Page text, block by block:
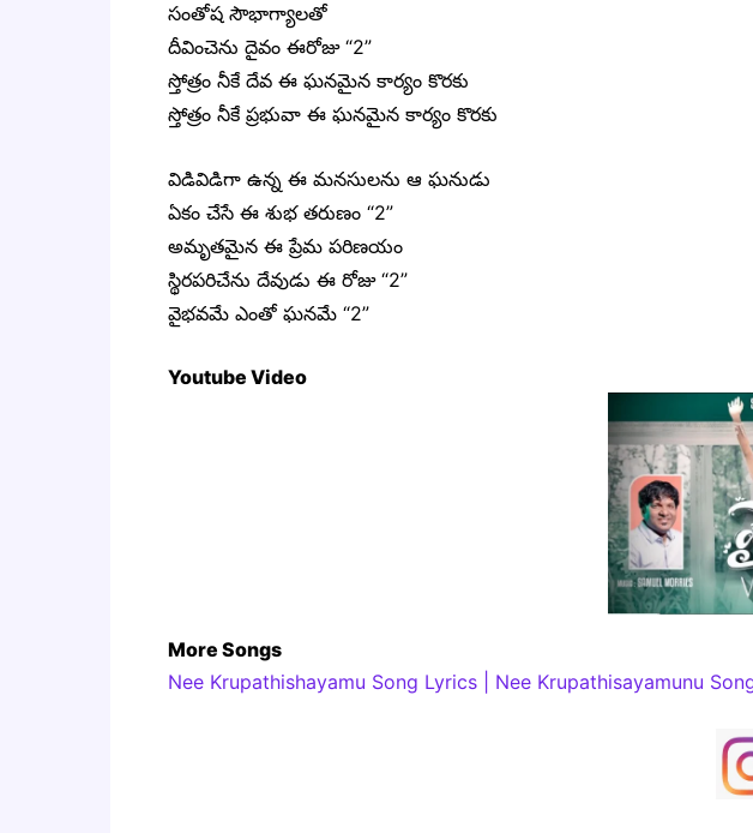
సంతోష సౌభాగ్యాలతో
దీవించెను దైవం ఈరోజు “2”
స్తోత్రం నీకే దేవ ఈ ఘనమైన కార్యం కొరకు
స్తోత్రం నీకే ప్రభువా ఈ ఘనమైన కార్యం కొరకు
విడివిడిగా ఉన్న ఈ మనసులను ఆ ఘనుడు
ఏకం చేసే ఈ శుభ తరుణం “2”
అమృతమైన ఈ ప్రేమ పరిణయం
స్థిరపరిచేను దేవుడు ఈ రోజు “2”
వైభవమే ఎంతో ఘనమే “2”
Youtube Video
More Songs
Nee Krupathishayamu Song Lyrics | Nee Krupathisayamunu